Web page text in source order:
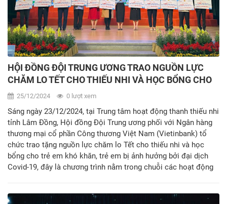
HỘI ĐỒNG ĐỘI TRUNG ƯƠNG TRAO NGUỒN LỰC
CHĂM LO TẾT CHO THIẾU NHI VÀ HỌC BỔNG CHO
TRẺ EM KHÓ KHĂN, TRẺ EM BỊ ẢNH HƯỞNG BỞI
25/12/2024 0 lượt xem
Sáng ngày 23/12/2024, tại Trung tâm hoạt động thanh thiếu nhi
tỉnh Lâm Đồng, Hội đồng Đội Trung ương phối với Ngân hàng
thương mại cổ phần Công thương Việt Nam (Vietinbank) tổ
chức trao tặng nguồn lực chăm lo Tết cho thiếu nhi và học
bổng cho trẻ em khó khăn, trẻ em bị ảnh hưởng bởi đại dịch
Covid-19, đây là chương trình nằm trong chuỗi các hoạt động